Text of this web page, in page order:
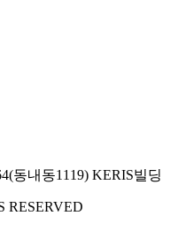
동내동1119) KERIS빌딩
RESERVED